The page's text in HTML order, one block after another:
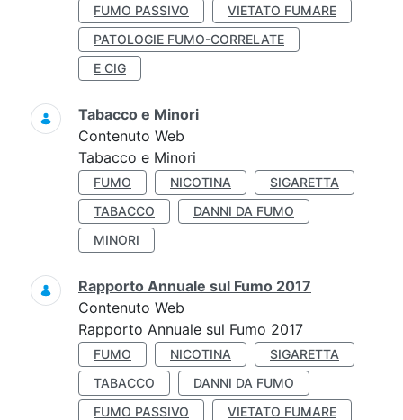
FUMO PASSIVO
VIETATO FUMARE
PATOLOGIE FUMO-CORRELATE
E CIG
Tabacco e Minori
Contenuto Web
Tabacco e Minori
FUMO NICOTINA
SIGARETTA
TABACCO
DANNI DA FUMO
MINORI
Rapporto Annuale sul Fumo 2017
Contenuto Web
Rapporto Annuale sul Fumo 2017
FUMO NICOTINA
SIGARETTA
TABACCO
DANNI DA FUMO
FUMO PASSIVO
VIETATO FUMARE